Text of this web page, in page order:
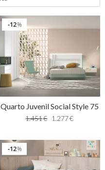
%
12
Quarto Juvenil Social Style 75
1.451€ 1.277€
%
12